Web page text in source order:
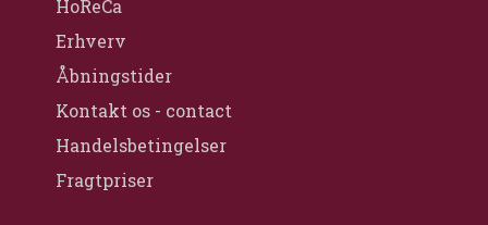
HoReCa
Erhverv
Åbningstider
Kontakt os - contact
Handelsbetingelser
Fragtpriser